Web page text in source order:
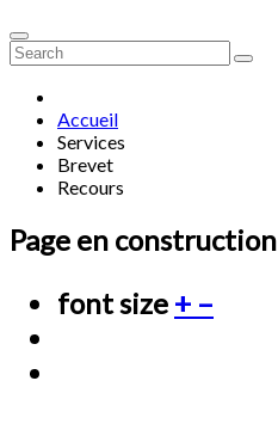
Accueil
Services
Brevet
Recours
Page en construction
font size + –